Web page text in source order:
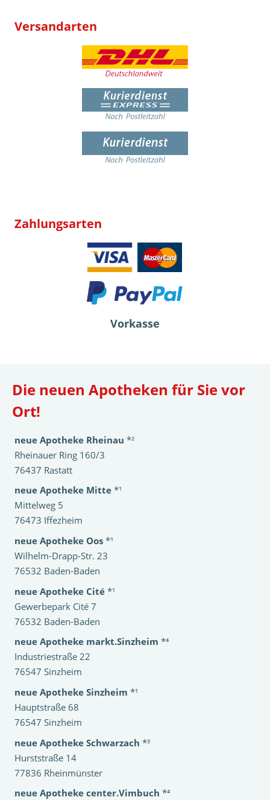
Versandarten
Zahlungsarten
Vorkasse
Die neuen Apotheken für Sie vor
Ort!
neue Apotheke Rheinau *²
Rheinauer Ring 160/3
76437 Rastatt
neue Apotheke Mitte *¹
Mittelweg 5
76473 Iffezheim
neue Apotheke Oos *¹
Wilhelm-Drapp-Str. 23
76532 Baden-Baden
neue Apotheke Cité *¹
Gewerbepark Cité 7
76532 Baden-Baden
neue Apotheke markt.Sinzheim *⁴
Industriestraße 22
76547 Sinzheim
neue Apotheke Sinzheim *¹
Hauptstraße 68
76547 Sinzheim
neue Apotheke Schwarzach *³
Hurststraße 14
77836 Rheinmünster
neue Apotheke center.Vimbuch *⁴